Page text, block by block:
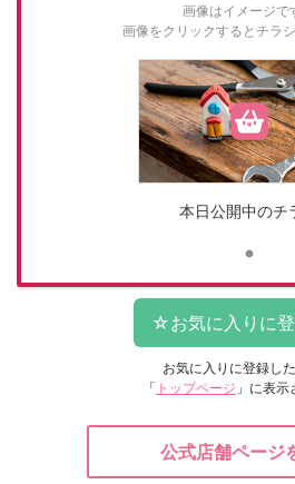
画像はイメージで
画像をクリックするとチラシ
本日公開中のチ
お気に入りに登録し
「 トップページ 」に表示
公式店舗ページ